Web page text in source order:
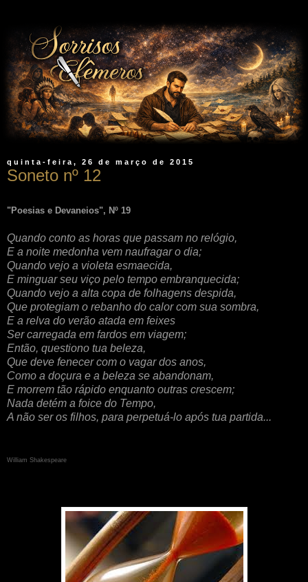
quinta-feira, 26 de março de 2015
Soneto nº 12
"Poesias e Devaneios", Nº 19
Quando conto as horas que passam no relógio,
E a noite medonha vem naufragar o dia;
Quando vejo a violeta esmaecida,
E minguar seu viço pelo tempo embranquecida;
Quando vejo a alta copa de folhagens despida,
Que protegiam o rebanho do calor com sua sombra,
E a relva do verão atada em feixes
Ser carregada em fardos em viagem;
Então, questiono tua beleza,
Que deve fenecer com o vagar dos anos,
Como a doçura e a beleza se abandonam,
E morrem tão rápido enquanto outras crescem;
Nada detém a foice do Tempo,
A não ser os filhos, para perpetuá-lo após tua partida...
William Shakespeare